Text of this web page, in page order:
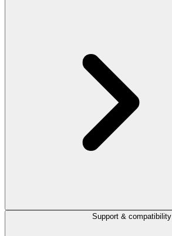
Support & compatibility